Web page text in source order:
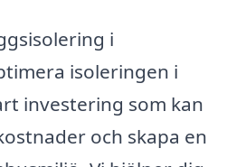
i
isoleringen i
investering som kan
och skapa en